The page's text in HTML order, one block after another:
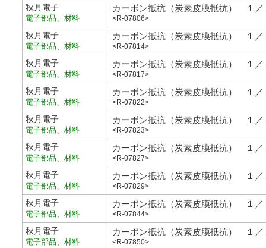
秋月電子
電子部品、材料
カーボン抵抗（炭素皮膜抵抗） １
<R-07806>
秋月電子
電子部品、材料
カーボン抵抗（炭素皮膜抵抗） １
<R-07814>
秋月電子
電子部品、材料
カーボン抵抗（炭素皮膜抵抗） １
<R-07817>
秋月電子
電子部品、材料
カーボン抵抗（炭素皮膜抵抗） １
<R-07822>
秋月電子
電子部品、材料
カーボン抵抗（炭素皮膜抵抗） １
<R-07823>
秋月電子
電子部品、材料
カーボン抵抗（炭素皮膜抵抗） １
<R-07827>
秋月電子
電子部品、材料
カーボン抵抗（炭素皮膜抵抗） １
<R-07829>
秋月電子
電子部品、材料
カーボン抵抗（炭素皮膜抵抗） １
<R-07844>
秋月電子
電子部品、材料
カーボン抵抗（炭素皮膜抵抗） １
<R-07850>